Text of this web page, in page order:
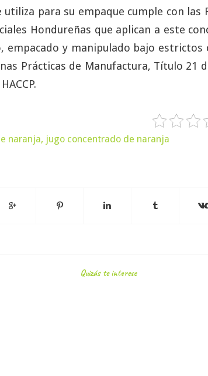
para su empaque cumple con las
Hondureñas que aplican a este
empacado y manipulado bajo
Prácticas de Manufactura, Título 21
naranja, jugo concentrado de naranja
Quizás te interese